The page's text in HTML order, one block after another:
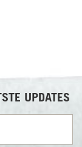
UPDATES